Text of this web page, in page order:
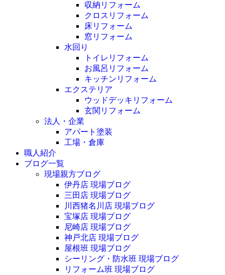
収納リフォーム
クロスリフォーム
床リフォーム
窓リフォーム
水回り
トイレリフォーム
お風呂リフォーム
キッチンリフォーム
エクステリア
ウッドデッキリフォーム
玄関リフォーム
法人・企業
アパート塗装
工場・倉庫
職人紹介
ブログ一覧
現場親方ブログ
伊丹店 現場ブログ
三田店 現場ブログ
川西猪名川店 現場ブログ
宝塚店 現場ブログ
尼崎店 現場ブログ
神戸北店 現場ブログ
屋根班 現場ブログ
シーリング・防水班 現場ブログ
リフォーム班 現場ブログ